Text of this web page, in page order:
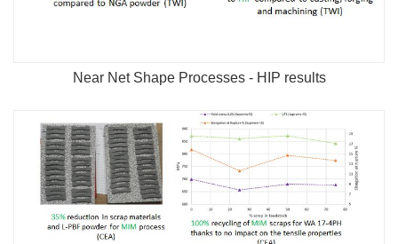
Near Net Shape Processes - HIP results